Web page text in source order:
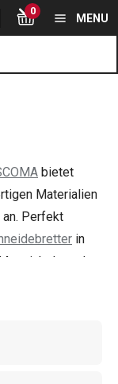
0
MENU
bietet
Materialien
Perfekt
in
und
Messern